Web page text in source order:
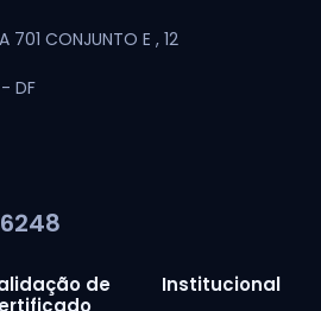
701 CONJUNTO E , 12
DF
de
Institucional